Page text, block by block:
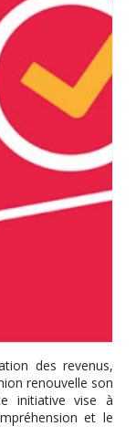
des revenus,
renouvelle son
initiative vise à
et le